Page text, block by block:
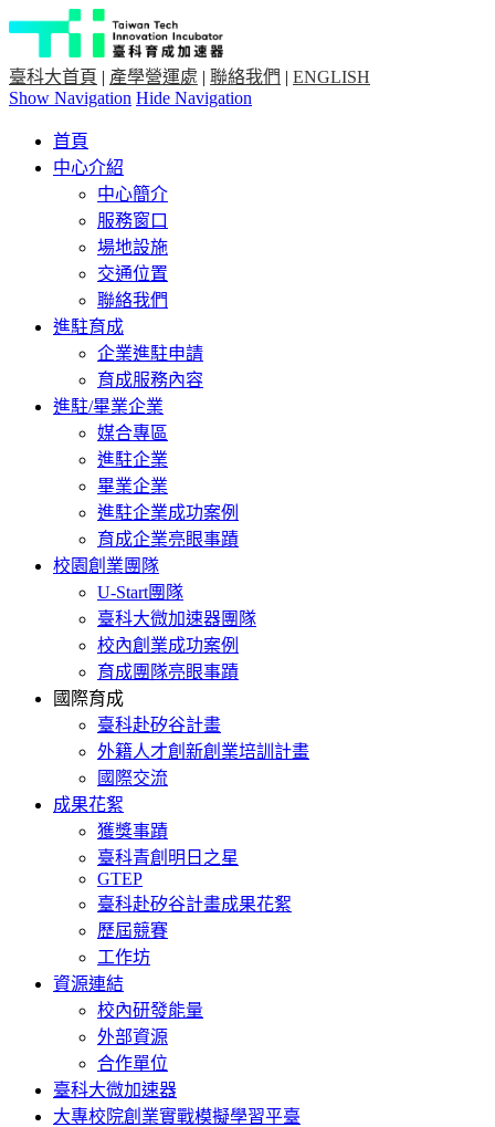
臺科大首頁 | 產學營運處 | 聯絡我們 | ENGLISH
Show Navigation Hide Navigation
首頁
中心介紹
中心簡介
服務窗口
場地設施
交通位置
聯絡我們
進駐育成
企業進駐申請
育成服務內容
進駐/畢業企業
媒合專區
進駐企業
畢業企業
進駐企業成功案例
育成企業亮眼事蹟
校園創業團隊
U-Start團隊
臺科大微加速器團隊
校內創業成功案例
育成團隊亮眼事蹟
國際育成
臺科赴矽谷計畫
外籍人才創新創業培訓計畫
國際交流
成果花絮
獲獎事蹟
臺科青創明日之星
GTEP
臺科赴矽谷計畫成果花絮
歷屆競賽
工作坊
資源連結
校內研發能量
外部資源
合作單位
臺科大微加速器
大專校院創業實戰模擬學習平臺